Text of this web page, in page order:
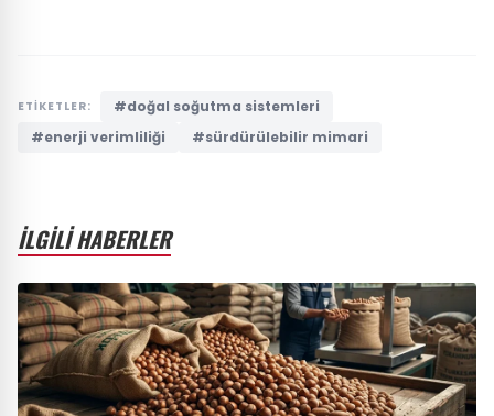
ETİKETLER:
#doğal soğutma sistemleri
#enerji verimliliği
#sürdürülebilir mimari
İLGİLİ HABERLER